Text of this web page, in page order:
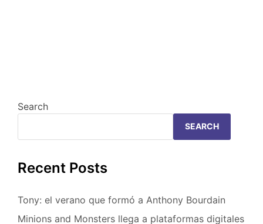
Search
SEARCH
Recent Posts
Tony: el verano que formó a Anthony Bourdain
Minions and Monsters llega a plataformas digitales